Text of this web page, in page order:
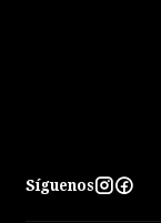
Síguenos